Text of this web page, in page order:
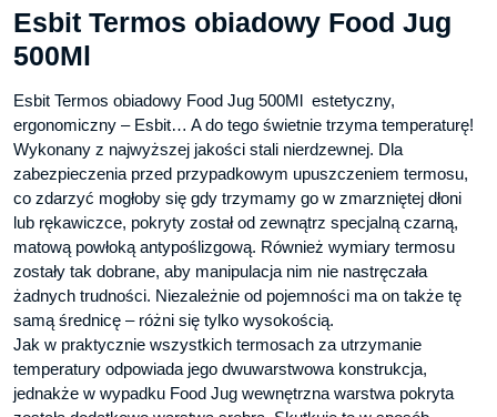
Esbit Termos obiadowy Food Jug
500Ml
Esbit Termos obiadowy Food Jug 500Ml estetyczny,
ergonomiczny – Esbit… A do tego świetnie trzyma temperaturę!
Wykonany z najwyższej jakości stali nierdzewnej. Dla
zabezpieczenia przed przypadkowym upuszczeniem termosu,
co zdarzyć mogłoby się gdy trzymamy go w zmarzniętej dłoni
lub rękawiczce, pokryty został od zewnątrz specjalną czarną,
matową powłoką antypoślizgową. Również wymiary termosu
zostały tak dobrane, aby manipulacja nim nie nastręczała
żadnych trudności. Niezależnie od pojemności ma on także tę
samą średnicę – różni się tylko wysokością.
Jak w praktycznie wszystkich termosach za utrzymanie
temperatury odpowiada jego dwuwarstwowa konstrukcja,
jednakże w wypadku Food Jug wewnętrzna warstwa pokryta